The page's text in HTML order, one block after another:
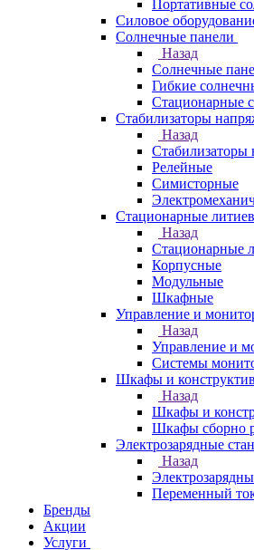
Портативные
Силовое
Солнечные панели
Назад
Солнечные
Гибкие
Стационарные
Стабилизаторы
Назад
Стабилизаторы
Релейные
Симисторные
Стационарные
Назад
Стационарные
Корпусные
Модульные
Шкафные
Управление и
Назад
Управление и
Системы
Шкафы и
Назад
Шкафы и
Шкафы сборно
Электрозарядные
Назад
Переменный
Бренды
Акции
Услуги